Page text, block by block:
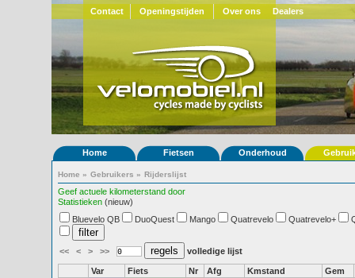
Contact Openingstijden Over ons Dealers
Home Fietsen Onderhoud
Home » Gebruikers » Rijderslijst
Geef actuele kilometerstand door
Statistieken (nieuw)
Bluevelo QB
DuoQuest Mango Quatrevelo Quatrevelo+
<< < > >> volledige lijst
Var Fiets Nr Afg Kmstand
Gem